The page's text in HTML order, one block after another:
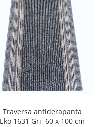
Traversa antiderapanta
Eko,1631 Gri, 60 x 100 cm